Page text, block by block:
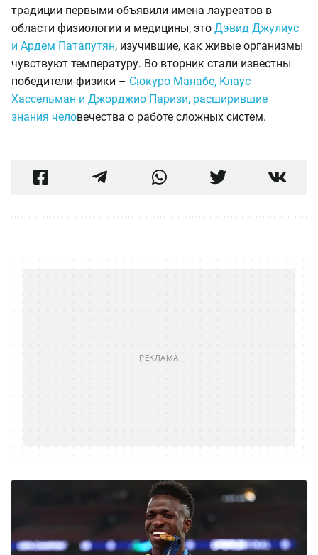
традиции первыми объявили имена лауреатов в
области физиологии и медицины, это Дэвид Джулиус
и Ардем Патапутян, изучившие, как живые организмы
чувствуют температуру. Во вторник стали известны
победители-физики – Сюкуро Манабе, Клаус
Хассельман и Джорджио Паризи, расширившие
знания человечества о работе сложных систем.